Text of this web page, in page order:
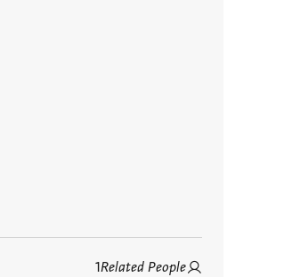
Related People
1